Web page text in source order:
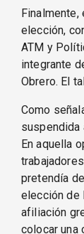
elección,
ATM y
integrante
Obrero. El
Como
suspendida
En aquella
pretendía
elección de
afiliación
colocar una